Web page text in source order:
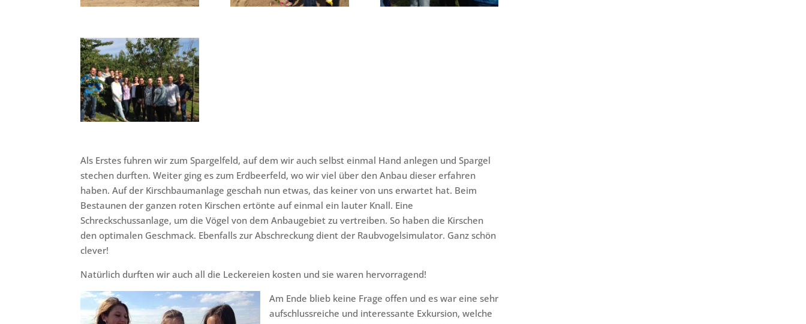
Als Erstes fuhren wir zum Spargelfeld, auf dem wir auch selbst einmal Hand anlegen und Spargel
stechen durften. Weiter ging es zum Erdbeerfeld, wo wir viel über den Anbau dieser erfahren
haben. Auf der Kirschbaumanlage geschah nun etwas, das keiner von uns erwartet hat. Beim
Bestaunen der ganzen roten Kirschen ertönte auf einmal ein lauter Knall. Eine
Schreckschussanlage, um die Vögel von dem Anbaugebiet zu vertreiben. So haben die Kirschen
den optimalen Geschmack. Ebenfalls zur Abschreckung dient der Raubvogelsimulator. Ganz schön
clever!
Natürlich durften wir auch all die Leckereien kosten und sie waren hervorragend!
Am Ende blieb keine Frage offen und es war eine sehr
aufschlussreiche und interessante Exkursion, welche